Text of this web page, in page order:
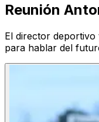
Reunión
El director
para hablar del